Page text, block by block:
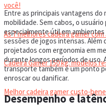
você!
As 7 melhores cadeira gamer
Cadeira Gamer 150 kg: modelos
Melhor cadeira gamer custo-
Entre as principais vantagens do
mobilidade. Sem cabos, o
especialmente útil em
sessões de jogos intensas. Além
projetados com ergonomia em
durante longos períodos de uso.
transporte também é um ponto
enroscar ou danificar.
Desempenho e